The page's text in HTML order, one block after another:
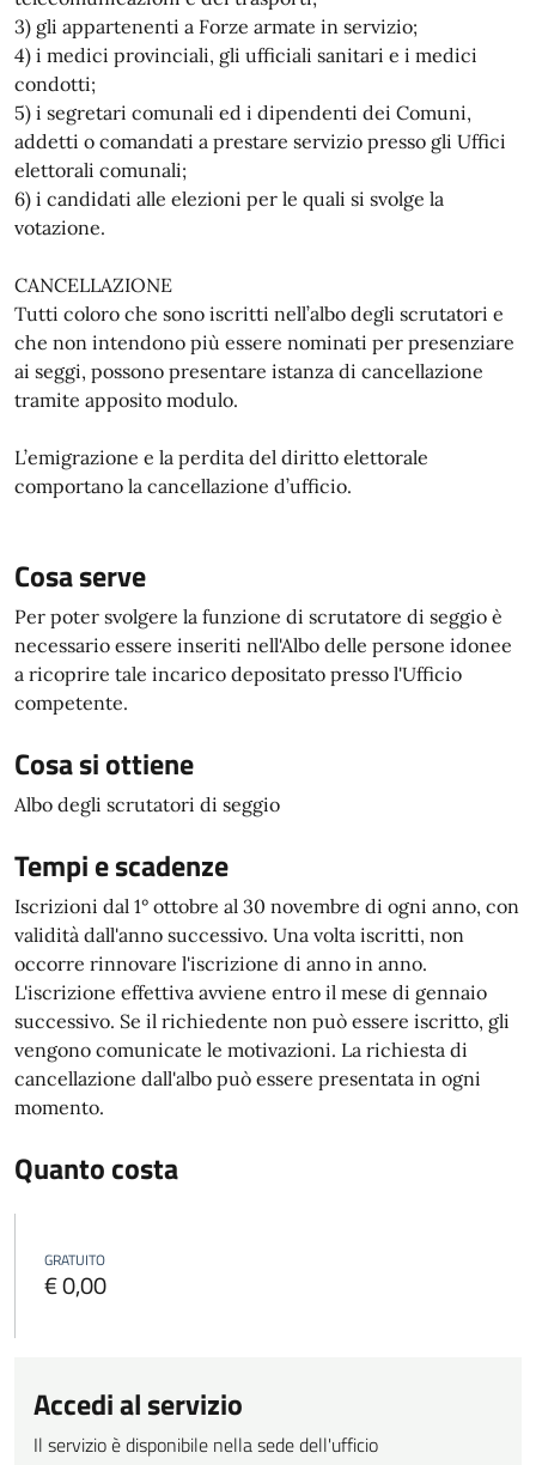
3) gli appartenenti a Forze armate in servizio;
4) i medici provinciali, gli ufficiali sanitari e i medici
condotti;
5) i segretari comunali ed i dipendenti dei Comuni,
addetti o comandati a prestare servizio presso gli Uffici
elettorali comunali;
6) i candidati alle elezioni per le quali si svolge la
votazione.
CANCELLAZIONE
Tutti coloro che sono iscritti nell’albo degli scrutatori e
che non intendono più essere nominati per presenziare
ai seggi, possono presentare istanza di cancellazione
tramite apposito modulo.
L’emigrazione e la perdita del diritto elettorale
comportano la cancellazione d’ufficio.
Cosa serve
Per poter svolgere la funzione di scrutatore di seggio è
necessario essere inseriti nell'Albo delle persone idonee
a ricoprire tale incarico depositato presso l'Ufficio
competente.
Cosa si ottiene
Albo degli scrutatori di seggio
Tempi e scadenze
Iscrizioni dal 1° ottobre al 30 novembre di ogni anno, con
validità dall'anno successivo. Una volta iscritti, non
occorre rinnovare l'iscrizione di anno in anno.
L'iscrizione effettiva avviene entro il mese di gennaio
successivo. Se il richiedente non può essere iscritto, gli
vengono comunicate le motivazioni. La richiesta di
cancellazione dall'albo può essere presentata in ogni
momento.
Quanto costa
GRATUITO
€ 0,00
Accedi al servizio
Il servizio è disponibile nella sede dell'ufficio